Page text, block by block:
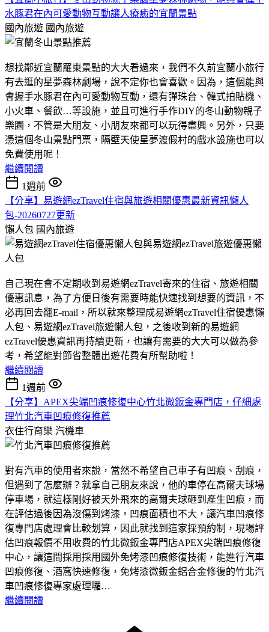
水豚君在內可愛動物互動讓人療癒的宜蘭景點
國內旅遊 國內旅遊
想找鄰近宜蘭羅東景點的大大看過來，我們不久前宜蘭小旅行
有去逛的星夢森林劇場，說不定你也會喜歡。因為，這個能與
會握手水豚君在內可愛動物互動，還有彈珠台、韓式拍貼機、
小火車、餐飲…等設施，並且可進行手作DIY的冬山動物親子
樂園，不管是大朋友、小朋友來都可以玩得盡興。另外，只要
憑這個冬山景點門票，隔壁天使星夢渡假村的戲水設施也可以
免費使用呢！
繼續閱讀
1週前
【分享】易遊網ezTravel住宿與旅遊相關優惠最新資訊懶人
包-20260727更新
懶人包 國內旅遊
自己現在會不定期收到易遊網ezTravel寄來的住宿、旅遊相關
優惠訊息，為了方便日後有需要時能快速找到想要的資訊，不
必再回去翻E-mail，所以就來整理成易遊網ezTravel住宿優惠懶
人包、易遊網ezTravel旅遊懶人包，之後收到新的易遊網
ezTravel優惠資訊再持續更新，也讓有需要的大大可以做為參
考，希望能對節省整體出遊花費有所幫助啦！
繼續閱讀
1週前
【分享】APEX尖端凹痕修復中心竹北微鈑金專門店，仔細處
理竹北汽車凹痕修復推薦
衣住行育樂 汽機車
對有汽車的使用者來說，當然不希望自己車子有凹痕、刮痕，
但遇到了怎麼辦？就拿自己朋友來說，他的車停在高爾夫球場
停車場，就這樣剛好被天外飛來的高爾夫球砸到產生凹痕，而
在評估過後因為沒傷到烤漆，凹痕面積也不大，讓汽車凹痕修
復專門店處理會比較划算，因此就找到這家採預約制，現場評
估凹痕報價不用收費的竹北微鈑金專門店APEX尖端凹痕修復
中心，讓這間採用採用國外免烤漆凹痕修復技術，能進行汽車
凹痕修復、酒窩快速修復，免烤漆微鈑金鋁合金修復的竹北汽
車凹痕修復專家處理囉…
繼續閱讀